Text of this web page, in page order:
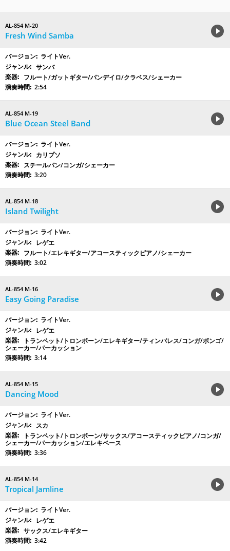
AL-854 M-20
Fresh Wind Samba
ライトVer.
サンバ
フルート/ガットギター/パンデイロ/クラベス/シェーカー
2:54
AL-854 M-19
Blue Ocean Steel Band
ライトVer.
カリプソ
スチールパン/コンガ/シェーカー
3:20
AL-854 M-18
Island Twilight
ライトVer.
レゲエ
フルート/エレキギター/アコースティックピアノ/シェーカー
3:02
AL-854 M-16
Easy Going Paradise
ライトVer.
レゲエ
トランペット/トロンボーン/エレキギター/ティンバレス/コンガ/ボンゴ/
シェーカー/パーカッション
3:14
AL-854 M-15
Dancing Mood
ライトVer.
スカ
トランペット/トロンボーン/サックス/アコースティックピアノ/コンガ/
シェーカー/パーカッション/エレキベース
3:36
AL-854 M-14
Tropical Jamline
ライトVer.
レゲエ
サックス/エレキギター
3:42